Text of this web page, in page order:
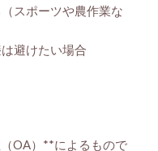
スポーツや農作業な
避けたい場合
OA）**によるもので